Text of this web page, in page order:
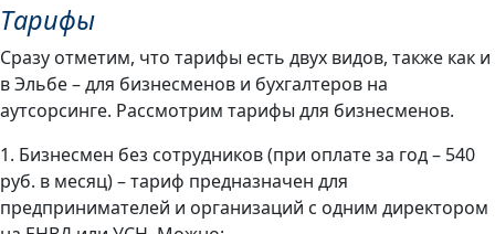
Тарифы
Сразу отметим, что тарифы есть двух видов, также как и
в Эльбе – для бизнесменов и бухгалтеров на
аутсорсинге. Рассмотрим тарифы для бизнесменов.
1. Бизнесмен без сотрудников (при оплате за год – 540
руб. в месяц) – тариф предназначен для
предпринимателей и организаций с одним директором